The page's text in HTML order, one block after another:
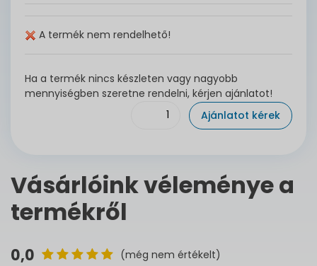
A termék nem rendelhető!
Ha a termék nincs készleten vagy nagyobb
mennyiségben szeretne rendelni, kérjen ajánlatot!
Ajánlatot kérek
Vásárlóink véleménye a
termékről
0,0 (még nem értékelt)